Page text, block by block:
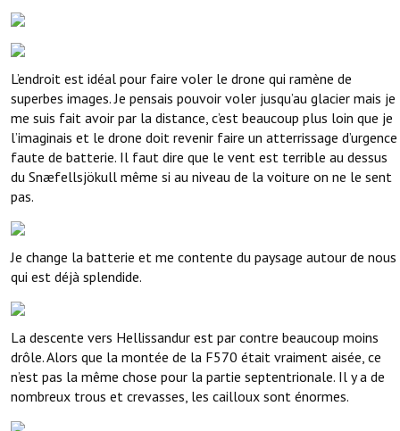
L’endroit est idéal pour faire voler le drone qui ramène de
superbes images. Je pensais pouvoir voler jusqu’au glacier mais je
me suis fait avoir par la distance, c’est beaucoup plus loin que je
l’imaginais et le drone doit revenir faire un atterrissage d’urgence
faute de batterie. Il faut dire que le vent est terrible au dessus
du Snæfellsjökull même si au niveau de la voiture on ne le sent
pas.
Je change la batterie et me contente du paysage autour de nous
qui est déjà splendide.
La descente vers Hellissandur est par contre beaucoup moins
drôle. Alors que la montée de la F570 était vraiment aisée, ce
n’est pas la même chose pour la partie septentrionale. Il y a de
nombreux trous et crevasses, les cailloux sont énormes.